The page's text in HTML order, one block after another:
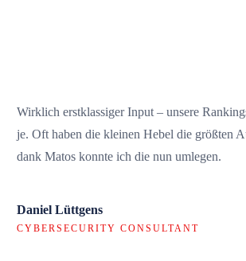
Wirklich erstklassiger Input – unsere
je. Oft haben die kleinen Hebel die größten
dank Matos konnte ich die nun umlegen.
Daniel Lüttgens
CYBERSECURITY CONSULTANT